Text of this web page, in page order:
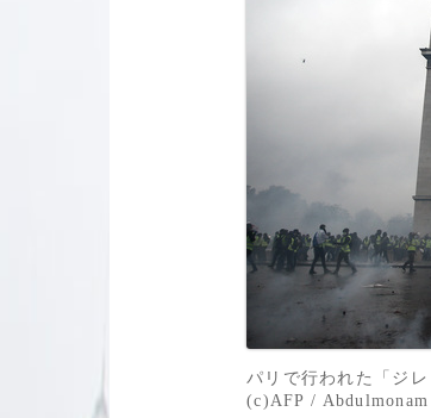
パリで行われた「ジ
(c)AFP / Abdulmonam